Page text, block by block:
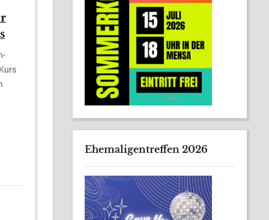
Ehemaligentreffen 2026